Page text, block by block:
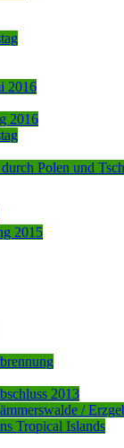
2016
2016
Polen und
2015
2013
/
Tropical Islands